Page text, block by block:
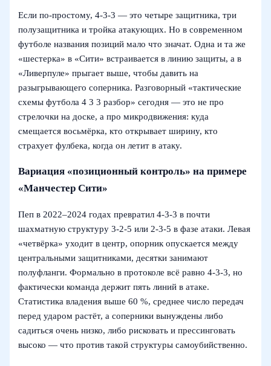
Если по‑простому, 4-3-3 — это четыре защитника, три
полузащитника и тройка атакующих. Но в современном
футболе названия позиций мало что значат. Одна и та же
«шестерка» в «Сити» встраивается в линию защиты, а в
«Ливерпуле» прыгает выше, чтобы давить на
разыгрывающего соперника. Разговорный «тактические
схемы футбола 4 3 3 разбор» сегодня — это не про
стрелочки на доске, а про микродвижения: куда
смещается восьмёрка, кто открывает ширину, кто
страхует фулбека, когда он летит в атаку.
Вариация «позиционный контроль» на примере
«Манчестер Сити»
Пеп в 2022–2024 годах превратил 4-3-3 в почти
шахматную структуру 3-2-5 или 2-3-5 в фазе атаки. Левая
«четвёрка» уходит в центр, опорник опускается между
центральными защитниками, десятки занимают
полуфланги. Формально в протоколе всё равно 4-3-3, но
фактически команда держит пять линий в атаке.
Статистика владения выше 60 %, среднее число передач
перед ударом растёт, а соперники вынуждены либо
садиться очень низко, либо рисковать и прессинговать
высоко — что против такой структуры самоубийственно.